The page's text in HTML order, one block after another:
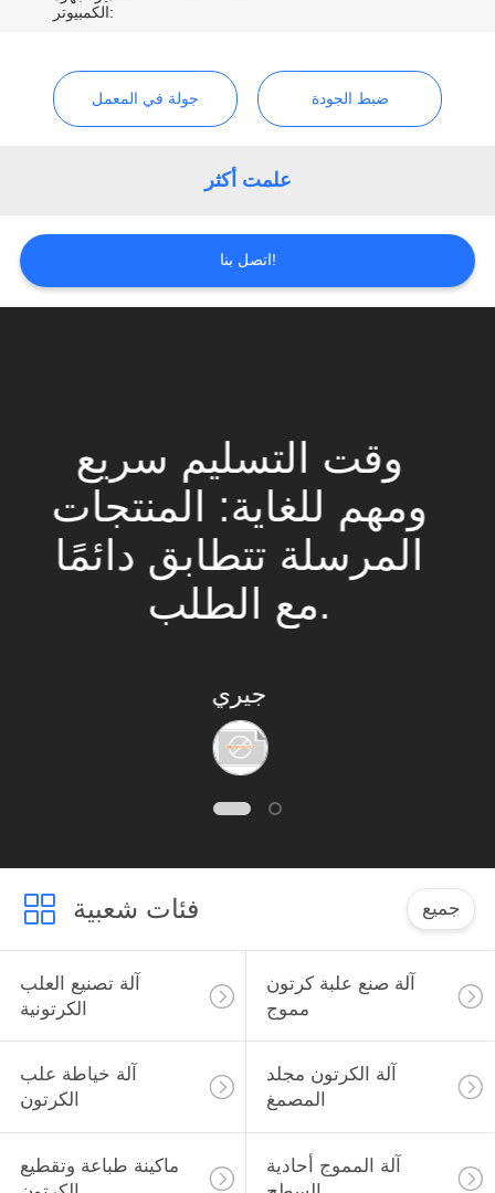
اقتباس
أخبار
الكمبيوتر:
جولة في المعمل ضبط الجودة
علمت أكثر
اتصل بنا!
وقت التسليم سريع
ومهم للغاية: المنتجات
المرسلة تتطابق دائمًا
جيري
فئات شعبية جميع
آلة تصنيع العلب
الكرتونية
آلة صنع علبة كرتون
مموج
آلة خياطة علب
الكرتون
آلة الكرتون مجلد
المصمغ
ماكينة طباعة وتقطيع
آلة المموج أحادية